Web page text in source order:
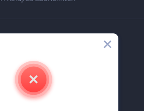
İletişim
Kariyer